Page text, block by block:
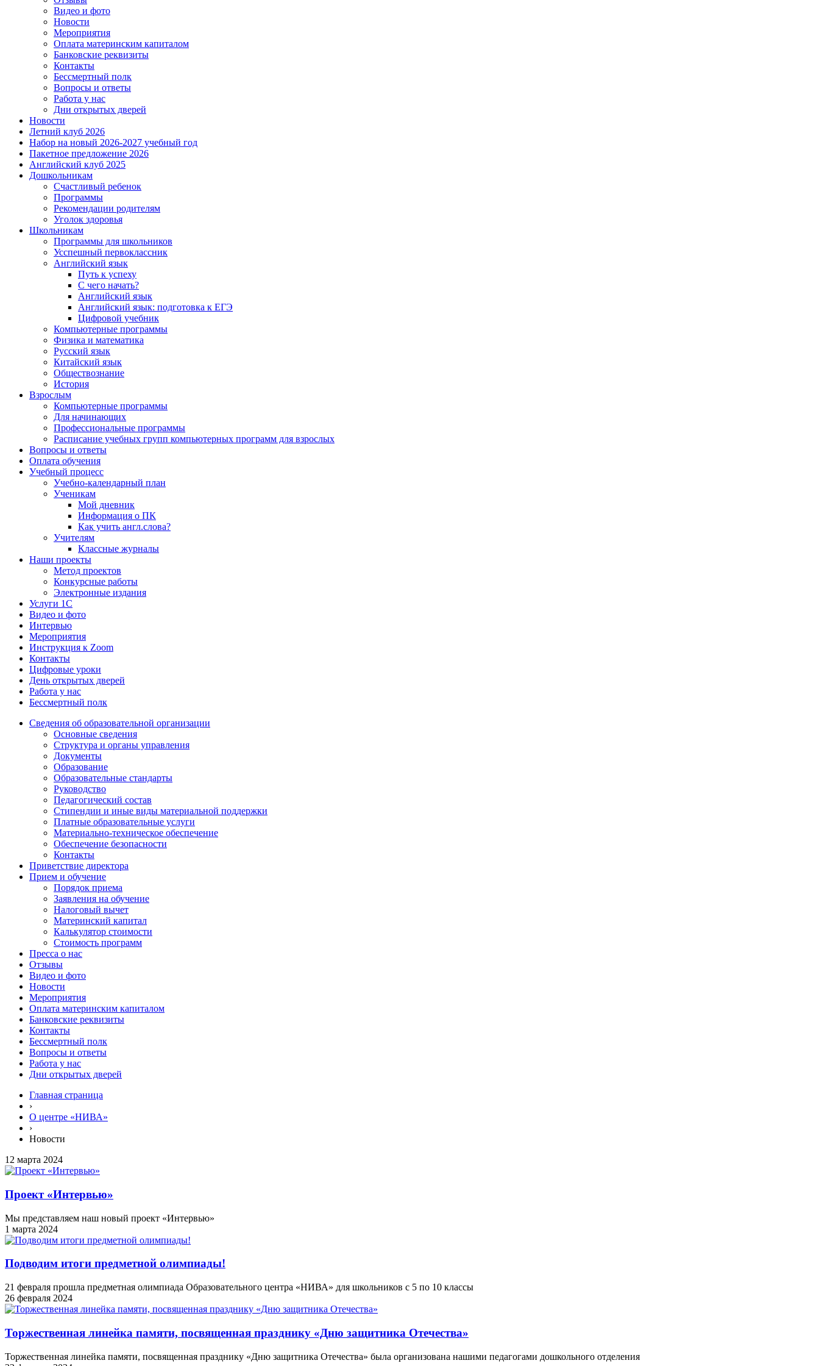
Видео и фото
Новости
Мероприятия
Оплата материнским капиталом
Банковские реквизиты
Контакты
Бессмертный полк
Вопросы и ответы
Работа у нас
Дни открытых дверей
Новости
Летний клуб 2026
Набор на новый 2026-2027 учебный год
Пакетное предложение 2026
Английский клуб 2025
Дошкольникам
Счастливый ребенок
Программы
Рекомендации родителям
Уголок здоровья
Школьникам
Программы для школьников
Усспешный первоклассник
Английский язык
Путь к успеху
С чего начать?
Английский язык
Английский язык: подготовка к ЕГЭ
Цифровой учебник
Компьютерные программы
Физика и математика
Русский язык
Китайский язык
Обществознание
История
Взрослым
Компьютерные программы
Для начинающих
Профессиональные программы
Расписание учебных групп компьютерных программ для взрослых
Вопросы и ответы
Оплата обучения
Учебный процесс
Учебно-календарный план
Ученикам
Мой дневник
Информация о ПК
Как учить англ.слова?
Учителям
Классные журналы
Наши проекты
Метод проектов
Конкурсные работы
Электронные издания
Услуги 1C
Видео и фото
Интервью
Мероприятия
Инструкция к Zoom
Контакты
Цифровые уроки
День открытых дверей
Работа у нас
Бессмертный полк
Сведения об образовательной организации
Основные сведения
Структура и органы управления
Документы
Образование
Образовательные стандарты
Руководство
Педагогический состав
Стипендии и иные виды материальной поддержки
Платные образовательные услуги
Материально-техническое обеспечение
Обеспечение безопасности
Контакты
Приветствие директора
Прием и обучение
Порядок приема
Заявления на обучение
Налоговый вычет
Материнский капитал
Калькулятор стоимости
Стоимость программ
Пресса о нас
Отзывы
Видео и фото
Новости
Мероприятия
Оплата материнским капиталом
Банковские реквизиты
Контакты
Бессмертный полк
Вопросы и ответы
Работа у нас
Дни открытых дверей
Главная страница
›
О центре «НИВА»
›
Новости
12 марта 2024
Проект «Интервью»
Мы представляем наш новый проект «Интервью»
1 марта 2024
Подводим итоги предметной олимпиады!
21 февраля прошла предметная олимпиада Образовательного центра «НИВА» для школьников с 5 по 10 классы
26 февраля 2024
Торжественная линейка памяти, посвященная празднику «Дню защитника Отечества»
Торжественная линейка памяти, посвященная празднику «Дню защитника Отечества» была организована нашими педагогами дошкольного отделения